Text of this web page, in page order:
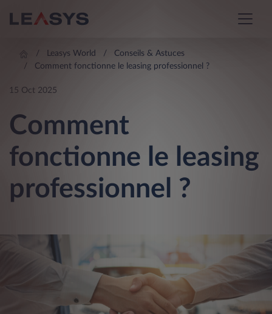
Leasys World
Conseils & Astuces
Comment fonctionne le leasing professionnel ?
15 Oct 2025
Comment
fonctionne le leasing
professionnel ?